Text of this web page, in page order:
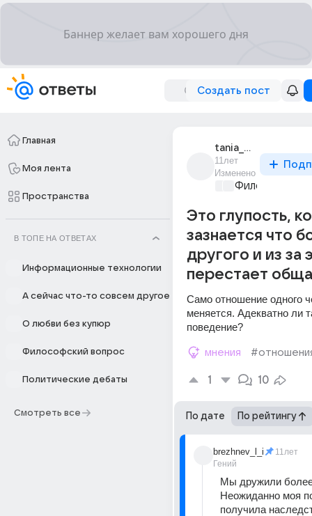
Создать пост
Главная
Моя лента
Пространства
В ТОПЕ НА ОТВЕТАХ
Информационные технологии
А сейчас что-то совсем другое
О любви без купюр
Философский вопрос
Политические дебаты
Смотреть все
tania_orlova_321
11лет
Изменено
Философский
Это глупость,
зазнается что
другого и из за
перестает
Само отношение одного
меняется. Адекватно ли
поведение?
мнения
1 10
По дате По рейтингу
brezhnev_l_i
Гений
11лет
Мы дружили
Неожиданно моя
получила